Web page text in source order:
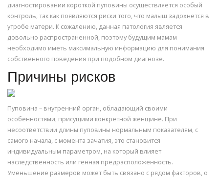
диагностировании короткой пуповины осуществляется особый
контроль, так как появляются риски того, что малыш задохнется в
утробе матери. К сожалению, данная патология является
довольно распространенной, поэтому будущим мамам
необходимо иметь максимальную информацию для понимания
собственного поведения при подобном диагнозе.
Причины рисков
Пуповина – внутренний орган, обладающий своими
особенностями, присущими конкретной женщине. При
несоответствии длины пуповины нормальным показателям, с
самого начала, с момента зачатия, это становится
индивидуальным параметром, на который влияет
наследственность или генная предрасположенность.
Уменьшение размеров может быть связано с рядом факторов, о